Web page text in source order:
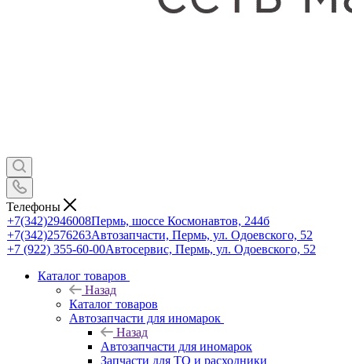
Телефоны
+7(342)2946008Пермь, шоссе Космонавтов, 244б
+7(342)2576263Автозапчасти, Пермь, ул. Одоевского, 52
+7 (922) 355-60-00Автосервис, Пермь, ул. Одоевского, 52
Каталог товаров
Назад
Каталог товаров
Автозапчасти для иномарок
Назад
Автозапчасти для иномарок
Запчасти для ТО и расходники